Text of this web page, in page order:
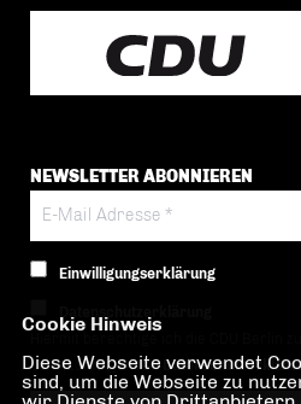
NEWSLETTER ABONNIEREN
Einwilligungserklärung
der nachfolgenden
Cookie Hinweis
Diese Webseite verwendet
sind, um die Webseite zu